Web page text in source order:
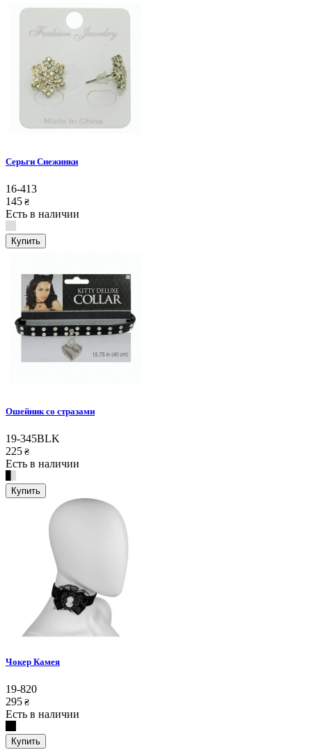
Серьги Снежинки
16-413
145 ₴
Есть в наличии
Купить
Ошейник со стразами
19-345BLK
225 ₴
Есть в наличии
Купить
Чокер Камея
19-820
295 ₴
Есть в наличии
Купить